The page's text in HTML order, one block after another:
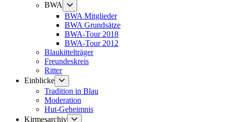
BWA
Untermenü
anzeigen
BWA Mitglieder
BWA Grundsätze
BWA-Tour 2018
BWA-Tour 2012
Blaukittelträger
Freundeskreis
Ritter
Einblicke
anzeigen
Tradition in Blau
Moderation
Hut-Geheimnis
Kirmesarchiv